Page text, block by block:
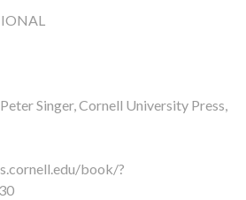
Singer, Cornell University Press,
book/?